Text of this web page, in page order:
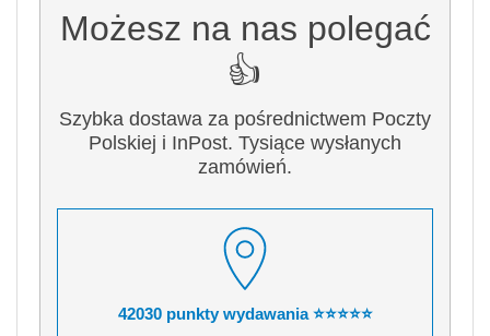
Możesz na nas polegać
👍
Szybka dostawa za pośrednictwem Poczty
Polskiej i InPost. Tysiące wysłanych
zamówień.
42030 punkty wydawania ⭐⭐⭐⭐⭐